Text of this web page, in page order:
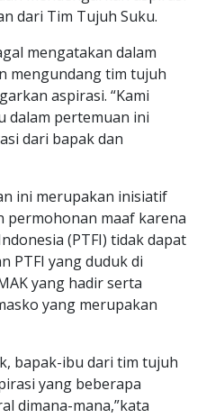
dari Tim Tujuh Suku.
mengatakan dalam
mengundang tim tujuh
aspirasi. “Kami
dalam pertemuan ini
dari bapak dan
ini merupakan inisiatif
permohonan maaf karena
(PTFI) tidak dapat
PTFI yang duduk di
yang hadir serta
yang merupakan
bapak-ibu dari tim tujuh
yang beberapa
dimana-mana,”kata